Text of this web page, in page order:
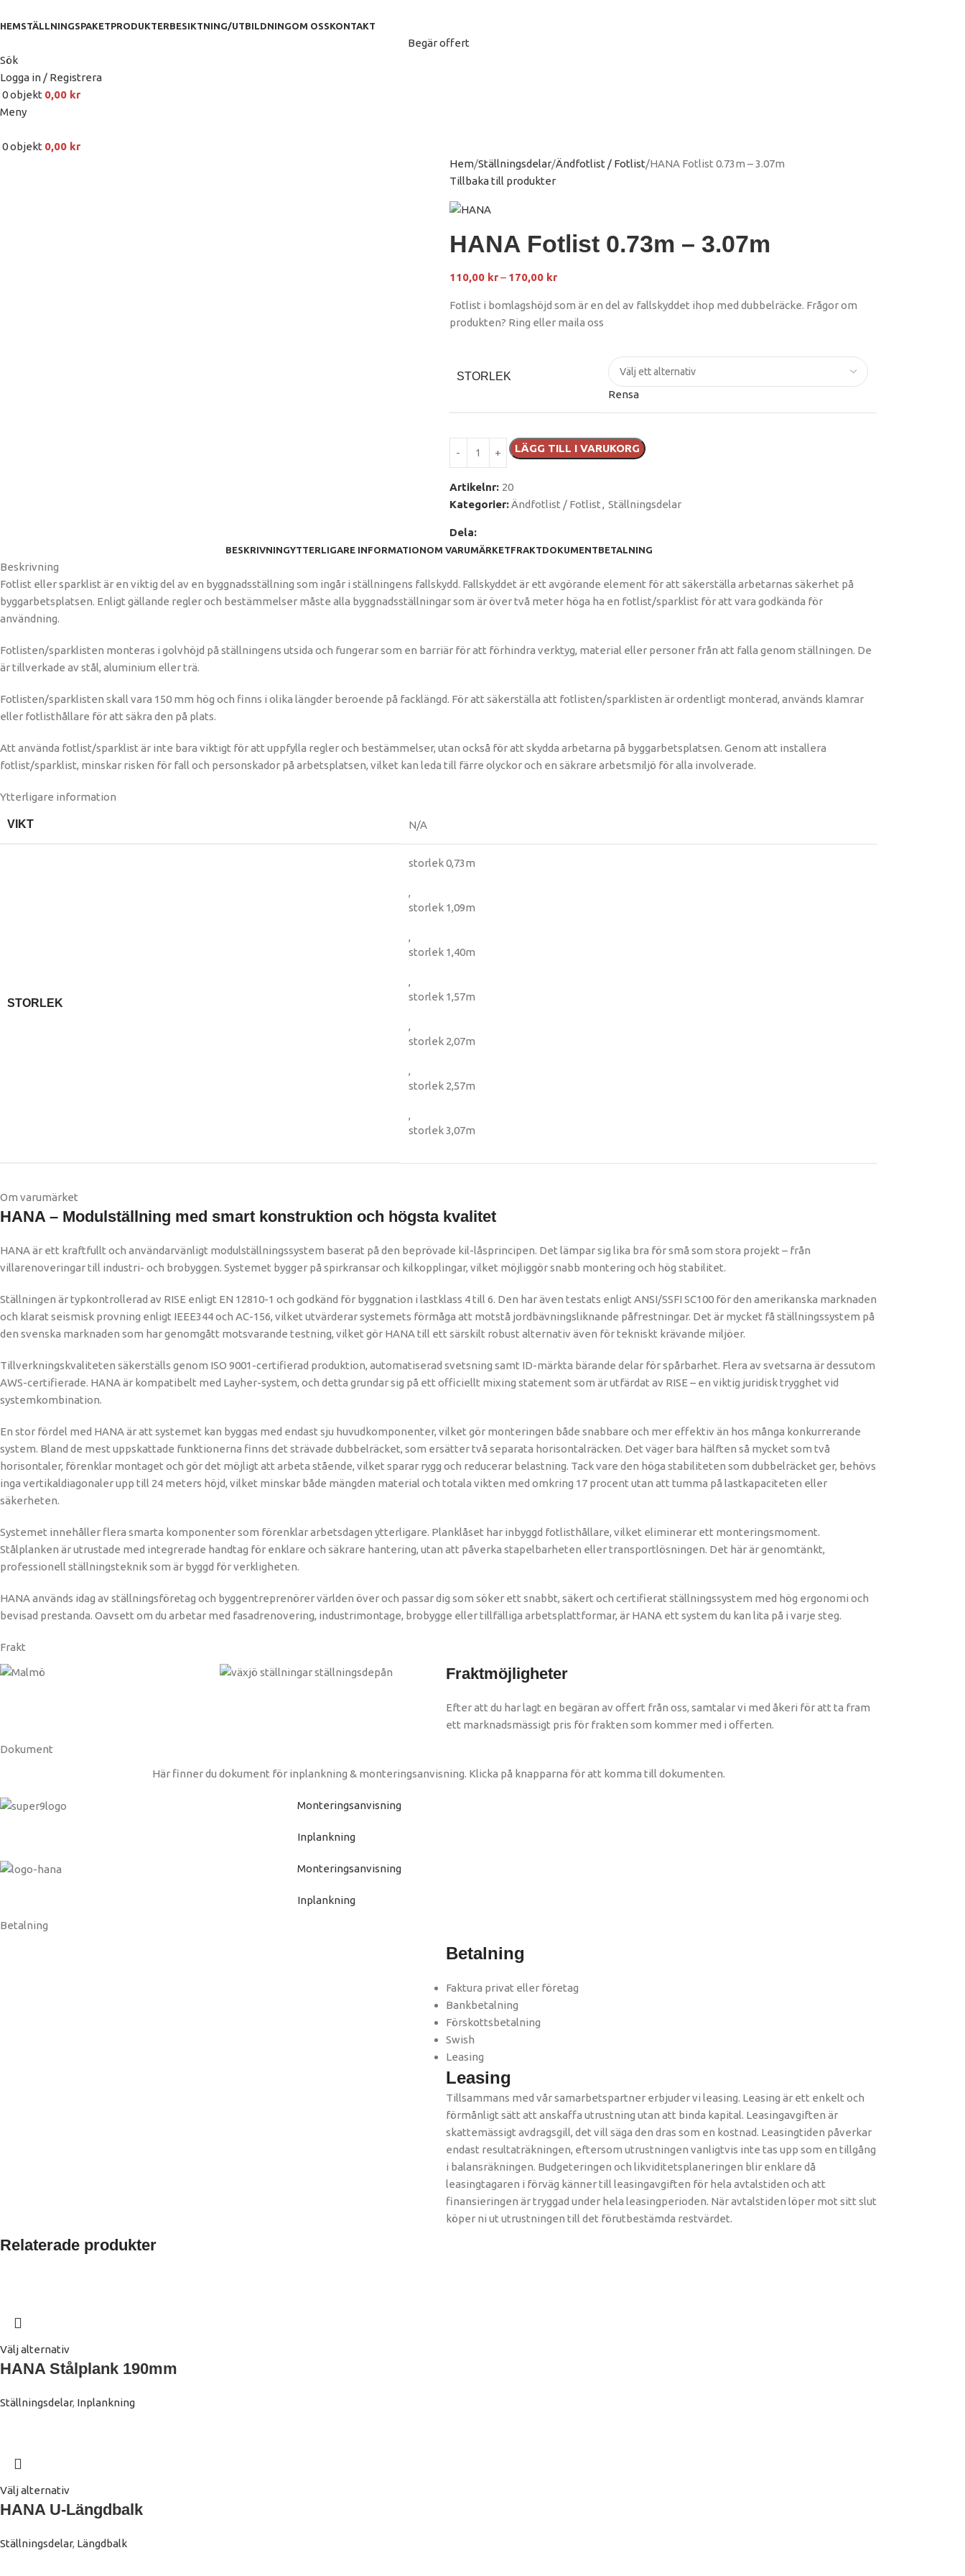
HEMSTÄLLNINGSPAKETPRODUKTERBESIKTNING/UTBILDNINGOM OSSKONTAKT
Begär offert
Sök
Logga in / Registrera
0objekt 0,00 kr
Meny
0objekt 0,00 kr
Hem Ställningsdelar Ändfotlist / Fotlist HANA Fotlist 0.73m – 3.07m
Tillbaka till produkter
HANA Fotlist 0.73m – 3.07m
110,00 kr– 170,00 kr
Fotlist i bomlagshöjd som är en del av fallskyddet ihop med dubbelräcke. Frågor om
produkten? Ring eller maila oss
STORLEK
Rensa
LÄGG TILL I VARUKORG
Artikelnr: 20
Kategorier:Ändfotlist / Fotlist, Ställningsdelar
Dela:
BESKRIVNINGYTTERLIGARE INFORMATIONOM VARUMÄRKETFRAKTDOKUMENTBETALNING
Beskrivning
Fotlist eller sparklist är en viktig del av en byggnadsställning som ingår i ställningens fallskydd. Fallskyddet är ett avgörande element för att säkerställa arbetarnas säkerhet på
byggarbetsplatsen. Enligt gällande regler och bestämmelser måste alla byggnadsställningar som är över två meter höga ha en fotlist/sparklist för att vara godkända för
användning.
Fotlisten/sparklisten monteras i golvhöjd på ställningens utsida och fungerar som en barriär för att förhindra verktyg, material eller personer från att falla genom ställningen. De
är tillverkade av stål, aluminium eller trä.
Fotlisten/sparklisten skall vara 150 mm hög och finns i olika längder beroende på facklängd. För att säkerställa att fotlisten/sparklisten är ordentligt monterad, används klamrar
eller fotlisthållare för att säkra den på plats.
Att använda fotlist/sparklist är inte bara viktigt för att uppfylla regler och bestämmelser, utan också för att skydda arbetarna på byggarbetsplatsen. Genom att installera
fotlist/sparklist, minskar risken för fall och personskador på arbetsplatsen, vilket kan leda till färre olyckor och en säkrare arbetsmiljö för alla involverade.
Ytterligare information
VIKT N/A
STORLEK
storlek 0,73m
,
storlek 1,09m
,
storlek 1,40m
,
storlek 1,57m
,
storlek 2,07m
,
storlek 2,57m
,
storlek 3,07m
Om varumärket
HANA – Modulställning med smart konstruktion och högsta kvalitet
HANA är ett kraftfullt och användarvänligt modulställningssystem baserat på den beprövade kil-låsprincipen. Det lämpar sig lika bra för små som stora projekt – från
villarenoveringar till industri- och brobyggen. Systemet bygger på spirkransar och kilkopplingar, vilket möjliggör snabb montering och hög stabilitet.
Ställningen är typkontrollerad av RISE enligt EN 12810-1 och godkänd för byggnation i lastklass 4 till 6. Den har även testats enligt ANSI/SSFI SC100 för den amerikanska marknaden
och klarat seismisk provning enligt IEEE344 och AC-156, vilket utvärderar systemets förmåga att motstå jordbävningsliknande påfrestningar. Det är mycket få ställningssystem på
den svenska marknaden som har genomgått motsvarande testning, vilket gör HANA till ett särskilt robust alternativ även för tekniskt krävande miljöer.
Tillverkningskvaliteten säkerställs genom ISO 9001-certifierad produktion, automatiserad svetsning samt ID-märkta bärande delar för spårbarhet. Flera av svetsarna är dessutom
AWS-certifierade. HANA är kompatibelt med Layher-system, och detta grundar sig på ett officiellt mixing statement som är utfärdat av RISE – en viktig juridisk trygghet vid
systemkombination.
En stor fördel med HANA är att systemet kan byggas med endast sju huvudkomponenter, vilket gör monteringen både snabbare och mer effektiv än hos många konkurrerande
system. Bland de mest uppskattade funktionerna finns det strävade dubbelräcket, som ersätter två separata horisontalräcken. Det väger bara hälften så mycket som två
horisontaler, förenklar montaget och gör det möjligt att arbeta stående, vilket sparar rygg och reducerar belastning. Tack vare den höga stabiliteten som dubbelräcket ger, behövs
inga vertikaldiagonaler upp till 24 meters höjd, vilket minskar både mängden material och totala vikten med omkring 17 procent utan att tumma på lastkapaciteten eller
säkerheten.
Systemet innehåller flera smarta komponenter som förenklar arbetsdagen ytterligare. Planklåset har inbyggd fotlisthållare, vilket eliminerar ett monteringsmoment.
Stålplanken är utrustade med integrerade handtag för enklare och säkrare hantering, utan att påverka stapelbarheten eller transportlösningen. Det här är genomtänkt,
professionell ställningsteknik som är byggd för verkligheten.
HANA används idag av ställningsföretag och byggentreprenörer världen över och passar dig som söker ett snabbt, säkert och certifierat ställningssystem med hög ergonomi och
bevisad prestanda. Oavsett om du arbetar med fasadrenovering, industrimontage, brobygge eller tillfälliga arbetsplattformar, är HANA ett system du kan lita på i varje steg.
Frakt
Fraktmöjligheter
Efter att du har lagt en begäran av offert från oss, samtalar vi med åkeri för att ta fram
ett marknadsmässigt pris för frakten som kommer med i offerten.
Dokument
Här finner du dokument för inplankning & monteringsanvisning. Klicka på knapparna för att komma till dokumenten.
Monteringsanvisning
Inplankning
Monteringsanvisning
Inplankning
Betalning
Betalning
Faktura privat eller företag
Bankbetalning
Förskottsbetalning
Swish
Leasing
Leasing
Tillsammans med vår samarbetspartner erbjuder vi leasing. Leasing är ett enkelt och
förmånligt sätt att anskaffa utrustning utan att binda kapital. Leasingavgiften är
skattemässigt avdragsgill, det vill säga den dras som en kostnad. Leasingtiden påverkar
endast resultaträkningen, eftersom utrustningen vanligtvis inte tas upp som en tillgång
i balansräkningen. Budgeteringen och likviditetsplaneringen blir enklare då
leasingtagaren i förväg känner till leasingavgiften för hela avtalstiden och att
finansieringen är tryggad under hela leasingperioden. När avtalstiden löper mot sitt slut
köper ni ut utrustningen till det förutbestämda restvärdet. ​
Relaterade produkter
Välj alternativ
HANA Stålplank 190mm
Ställningsdelar, Inplankning
Välj alternativ
HANA U-Längdbalk
Ställningsdelar, Längdbalk